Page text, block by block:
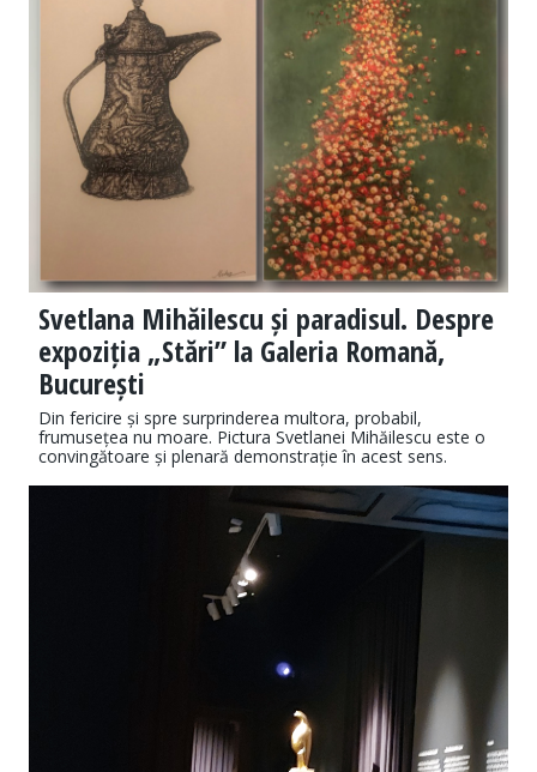
Svetlana Mihăilescu și paradisul. Despre
expoziția „Stări” la Galeria Romană,
București
Din fericire și spre surprinderea multora, probabil,
frumusețea nu moare. Pictura Svetlanei Mihăilescu este o
convingătoare și plenară demonstrație în acest sens.